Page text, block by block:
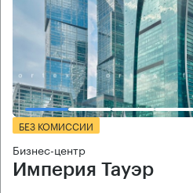
БЕЗ КОМИССИИ
Бизнес-центр
Империя Тауэр